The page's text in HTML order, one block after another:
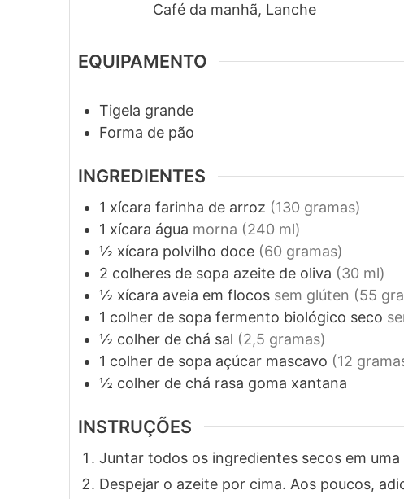
Café da manhã, Lanche
EQUIPAMENTO
Tigela grande
Forma de pão
INGREDIENTES
1 xícara farinha de arroz (130 gramas)
1 xícara água morna (240 ml)
½ xícara polvilho doce (60 gramas)
2 colheres de sopa azeite de oliva (30 ml)
½ xícara aveia em flocos sem glúten (55
1 colher de sopa fermento biológico seco
½ colher de chá sal (2,5 gramas)
1 colher de sopa açúcar mascavo (12
½ colher de chá rasa goma xantana
INSTRUÇÕES
Juntar todos os ingredientes secos em
Despejar o azeite por cima. Aos poucos,